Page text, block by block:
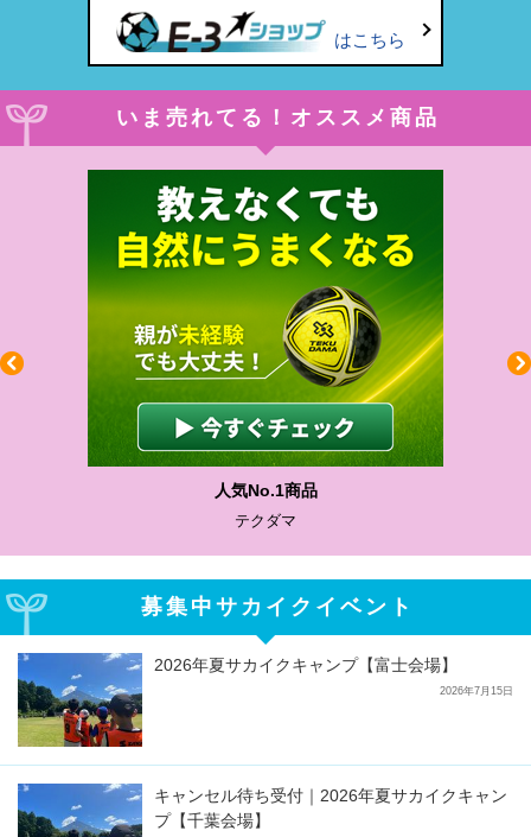
はこちら
いま売れてる！オススメ商品
わかりやすい質問に沿って書ける
サカイクサッカーノート
募集中サカイクイベント
2026年夏サカイクキャンプ【富士会場】
2026年7月15日
キャンセル待ち受付｜2026年夏サカイクキャン
プ【千葉会場】